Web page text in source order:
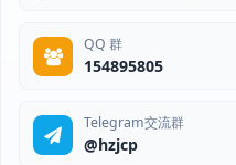
QQ 群
154895805
Telegram交流群
@hzjcp